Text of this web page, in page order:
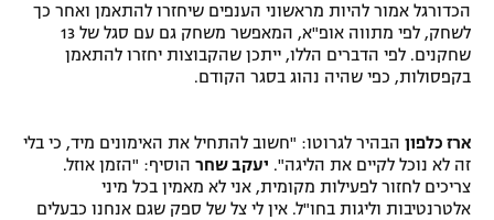
מדיניות פרטיות
תקנון פעילות ספורט 1
רשיון להקרנה פומבית לבית עסק
הצטרפות לחבילת הערוצים
גיימינג E-Sports
הכדורגל אמור להיות מראשוני הענפים שיחזרו להתאמן ואחר כך
לשחק, לפי מתווה אופ"א, המאפשר משחק גם עם סגל של 13
שחקנים. לפי הדברים הללו, ייתכן שהקבוצות יחזרו להתאמן
בקפסולות, כפי שהיה נהוג בסגר הקודם.
ארז כלפון הבהיר לגרוטו: "חשוב להתחיל את האימונים מיד, כי בלי
זה לא נוכל לקיים את הליגה". יעקב שחר הוסיף: "הזמן אוזל.
צריכים לחזור לפעילות מקומית, אני לא מאמין בכל מיני
אלטרנטיבות וליגות בחו"ל. אין לי צל של ספק שגם אנחנו כבעלים